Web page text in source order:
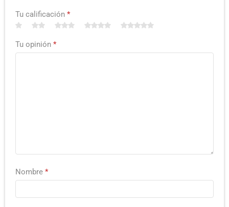
Tu calificación *
Tu opinión *
Nombre *